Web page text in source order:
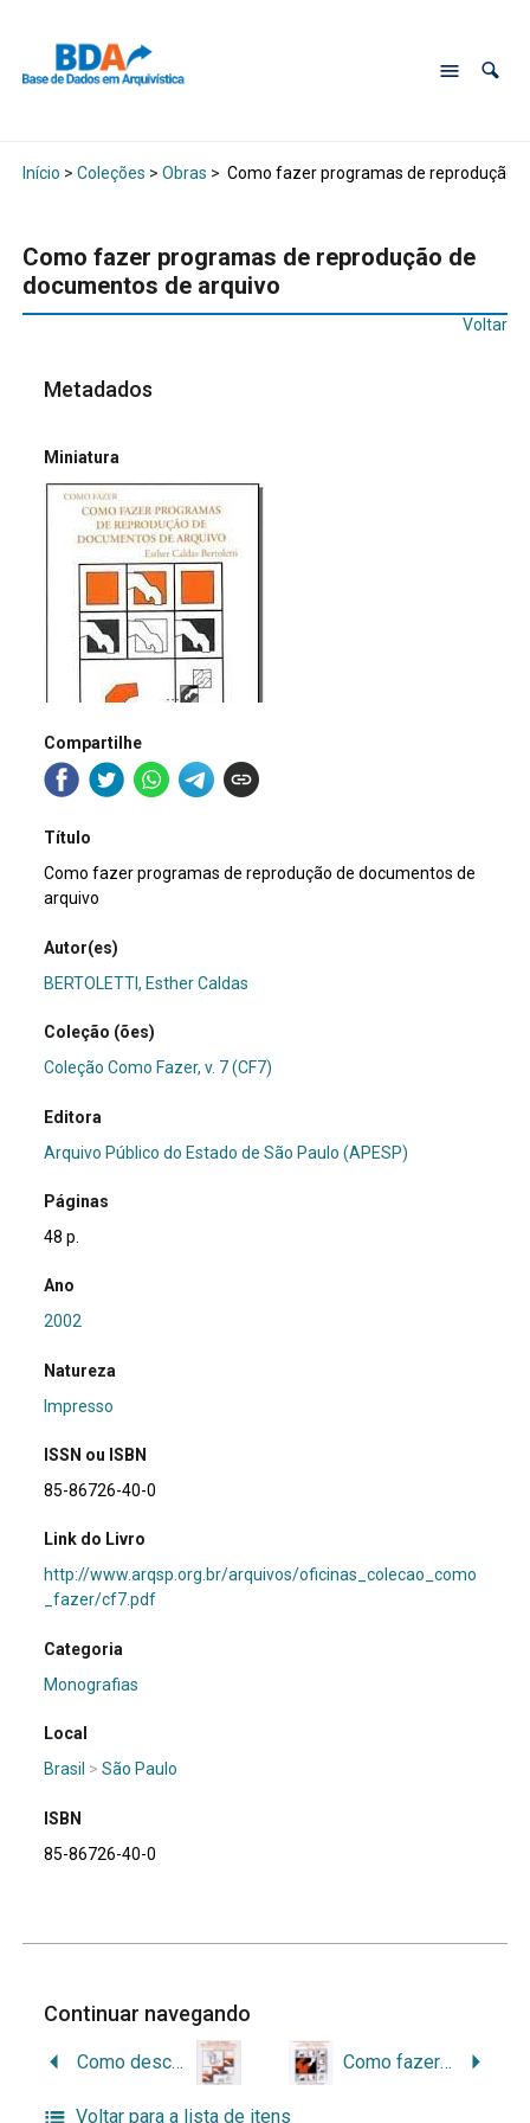
Início > Coleções > Obras > Como fazer programas de reprodução
Como fazer programas de reprodução de
documentos de arquivo
Voltar
Metadados
Miniatura
Compartilhe
Título
Como fazer programas de reprodução de documentos de
arquivo
Autor(es)
BERTOLETTI, Esther Caldas
Coleção (ões)
Coleção Como Fazer, v. 7 (CF7)
Editora
Arquivo Público do Estado de São Paulo (APESP)
Páginas
48 p.
Ano
2002
Natureza
Impresso
ISSN ou ISBN
85-86726-40-0
Link do Livro
http://www.arqsp.org.br/arquivos/oficinas_colecao_como
_fazer/cf7.pdf
Categoria
Monografias
Local
Brasil >São Paulo
ISBN
85-86726-40-0
Continuar navegando
Como descrever documentos de arquivo: elaboração de instrumentos de pesquisa Como fazer análise diplomática e análise tipológica de documento de arquivo
Voltar para a lista de itens